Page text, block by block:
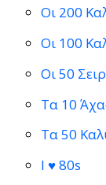
Οι 200
Οι 100
Οι 50
Τα 10
Τα 50
I ♥ 80s